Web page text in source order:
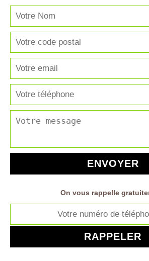
On vous rappelle